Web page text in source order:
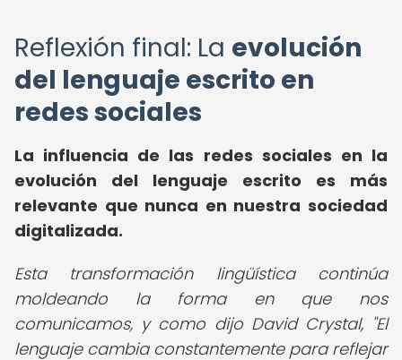
Reflexión final: La evolución
del lenguaje escrito en
redes sociales
La influencia de las redes sociales en la
evolución del lenguaje escrito es más
relevante que nunca en nuestra sociedad
digitalizada.
Esta transformación lingüística continúa
moldeando la forma en que nos
comunicamos, y como dijo David Crystal, "El
lenguaje cambia constantemente para reflejar